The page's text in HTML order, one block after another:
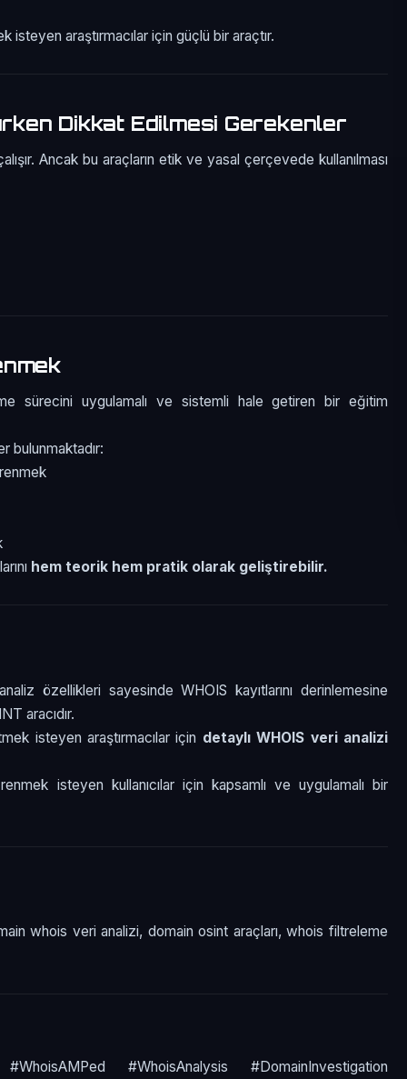
araştırmacılar için güçlü bir araçtır.
Dikkat Edilmesi Gerekenler
Ancak bu araçların etik ve yasal çerçevede kullanılması
sürecini uygulamalı ve sistemli hale getiren bir eğitim
bulunmaktadır:
hem teorik hem pratik olarak geliştirebilir.
özellikleri sayesinde WHOIS kayıtlarını derinlemesine
aracıdır.
isteyen araştırmacılar için detaylı WHOIS veri analizi
isteyen kullanıcılar için kapsamlı ve uygulamalı bir
whois veri analizi, domain osint araçları, whois filtreleme
#WhoisAnalysis #DomainInvestigation